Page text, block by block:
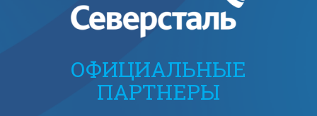
ОФИЦИАЛЬНЫЕ
ПАРТНЕРЫ